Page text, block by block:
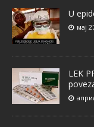
U
мај
LEK